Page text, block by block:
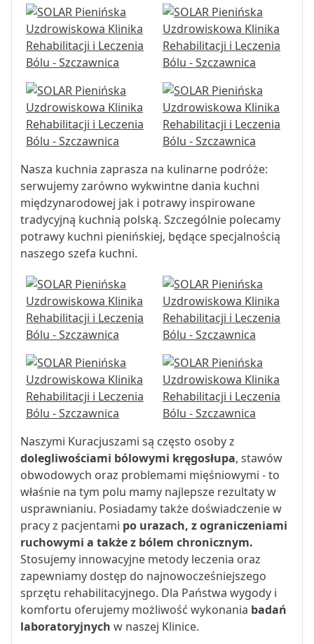
Nasza kuchnia zaprasza na kulinarne podróże:
serwujemy zarówno wykwintne dania kuchni
międzynarodowej jak i potrawy inspirowane
tradycyjną kuchnią polską. Szczególnie polecamy
potrawy kuchni pienińskiej, będące specjalnością
naszego szefa kuchni.
Naszymi Kuracjuszami są często osoby z
dolegliwościami bólowymi kręgosłupa, stawów
obwodowych oraz problemami mięśniowymi - to
właśnie na tym polu mamy najlepsze rezultaty w
usprawnianiu. Posiadamy także doświadczenie w
pracy z pacjentami po urazach, z ograniczeniami
ruchowymi a także z bólem chronicznym.
Stosujemy innowacyjne metody leczenia oraz
zapewniamy dostęp do najnowocześniejszego
sprzętu rehabilitacyjnego. Dla Państwa wygody i
komfortu oferujemy możliwość wykonania badań
laboratoryjnych w naszej Klinice.